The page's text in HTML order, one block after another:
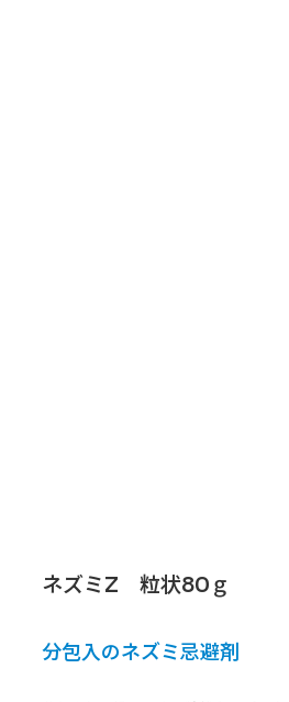
ネズミZ 粒状80ｇ
分包入のネズミ忌避剤